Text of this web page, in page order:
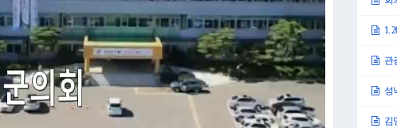
Video
1.
관
성
김